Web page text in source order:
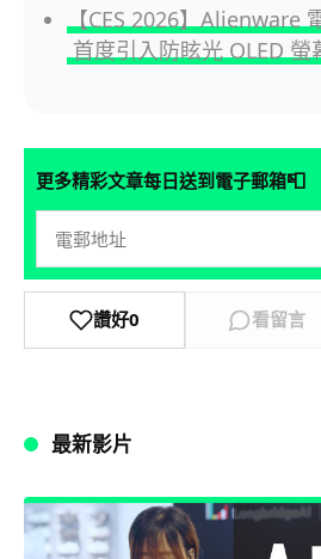
【CES 2026】Alienware
首度引入防眩光 OLED 螢
更多精彩文章每日送到電子郵箱📮
讚好0 看留言
最新影片